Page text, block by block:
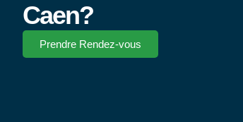
Caen?
Prendre Rendez-vous